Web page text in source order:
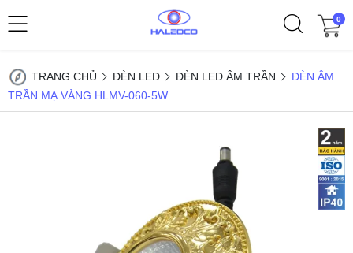
0
TRANG CHỦ ĐÈN LED ĐÈN LED ÂM TRẦN
ĐÈN ÂM
TRẦN MẠ VÀNG HLMV-060-5W